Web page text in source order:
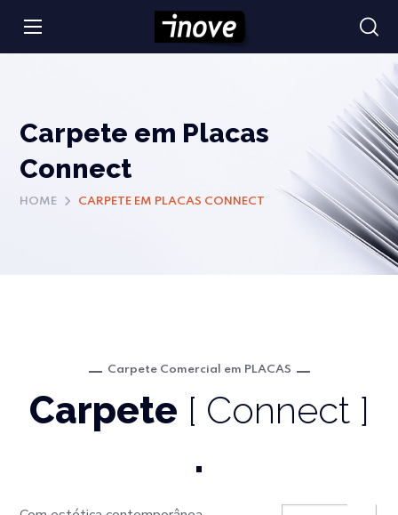
Carpete em Placas
Connect
HOME CARPETE EM PLACAS CONNECT
Carpete Comercial em PLACAS
Carpete [ Connect ]
.